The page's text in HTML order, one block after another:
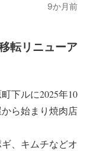
9か月前
転リニューア
下ルに2025年10
ら始まり焼肉店
、キムチなどオ